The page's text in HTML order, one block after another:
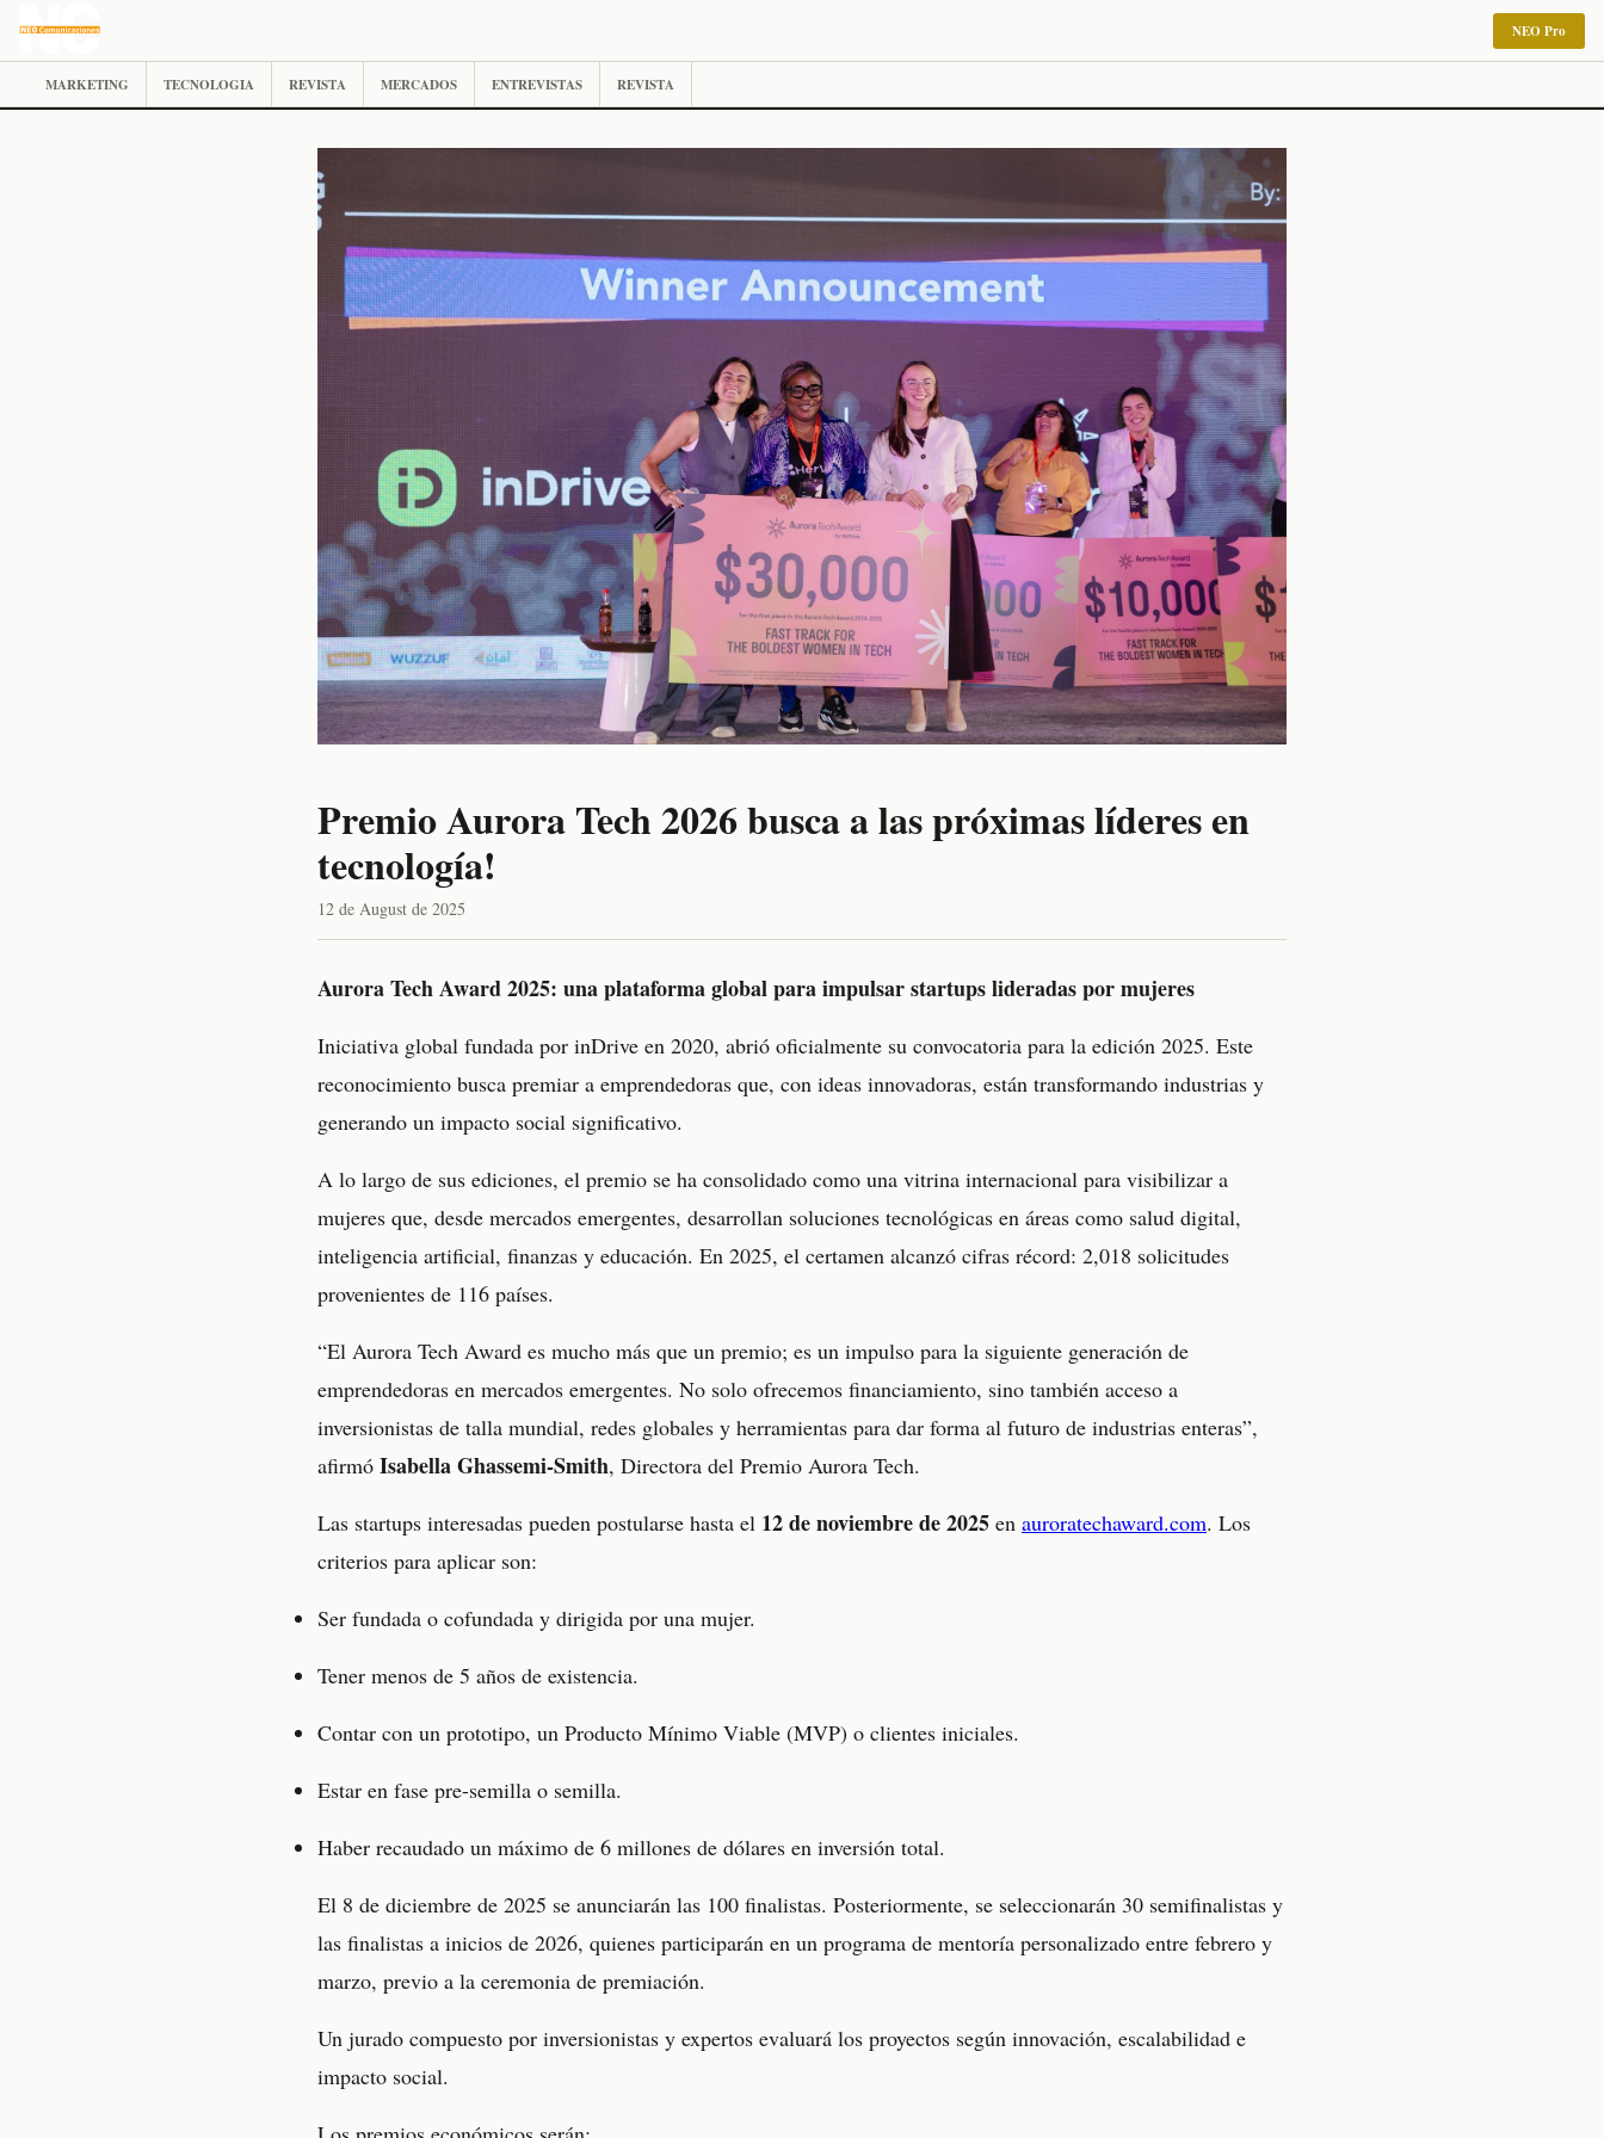
NEO Pro
MARKETING TECNOLOGIA REVISTA MERCADOS ENTREVISTAS REVISTA
Premio Aurora Tech 2026 busca a las próximas líderes en
tecnología!
12 de August de 2025
Aurora Tech Award 2025: una plataforma global para impulsar startups lideradas por mujeres
Iniciativa global fundada por inDrive en 2020, abrió oficialmente su convocatoria para la edición 2025. Este
reconocimiento busca premiar a emprendedoras que, con ideas innovadoras, están transformando industrias y
generando un impacto social significativo.
A lo largo de sus ediciones, el premio se ha consolidado como una vitrina internacional para visibilizar a
mujeres que, desde mercados emergentes, desarrollan soluciones tecnológicas en áreas como salud digital,
inteligencia artificial, finanzas y educación. En 2025, el certamen alcanzó cifras récord: 2,018 solicitudes
provenientes de 116 países.
“El Aurora Tech Award es mucho más que un premio; es un impulso para la siguiente generación de
emprendedoras en mercados emergentes. No solo ofrecemos financiamiento, sino también acceso a
inversionistas de talla mundial, redes globales y herramientas para dar forma al futuro de industrias enteras”,
afirmó Isabella Ghassemi-Smith, Directora del Premio Aurora Tech.
Las startups interesadas pueden postularse hasta el 12 de noviembre de 2025 en auroratechaward.com. Los
criterios para aplicar son:
Ser fundada o cofundada y dirigida por una mujer.
Tener menos de 5 años de existencia.
Contar con un prototipo, un Producto Mínimo Viable (MVP) o clientes iniciales.
Estar en fase pre-semilla o semilla.
Haber recaudado un máximo de 6 millones de dólares en inversión total.
El 8 de diciembre de 2025 se anunciarán las 100 finalistas. Posteriormente, se seleccionarán 30 semifinalistas y
las finalistas a inicios de 2026, quienes participarán en un programa de mentoría personalizado entre febrero y
marzo, previo a la ceremonia de premiación.
Un jurado compuesto por inversionistas y expertos evaluará los proyectos según innovación, escalabilidad e
impacto social.